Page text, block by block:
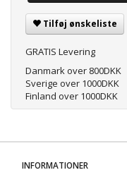
Tilføj ønskeliste
GRATIS Levering
Danmark over 800DKK
Sverige over 1000DKK
Finland over 1000DKK
INFORMATIONER